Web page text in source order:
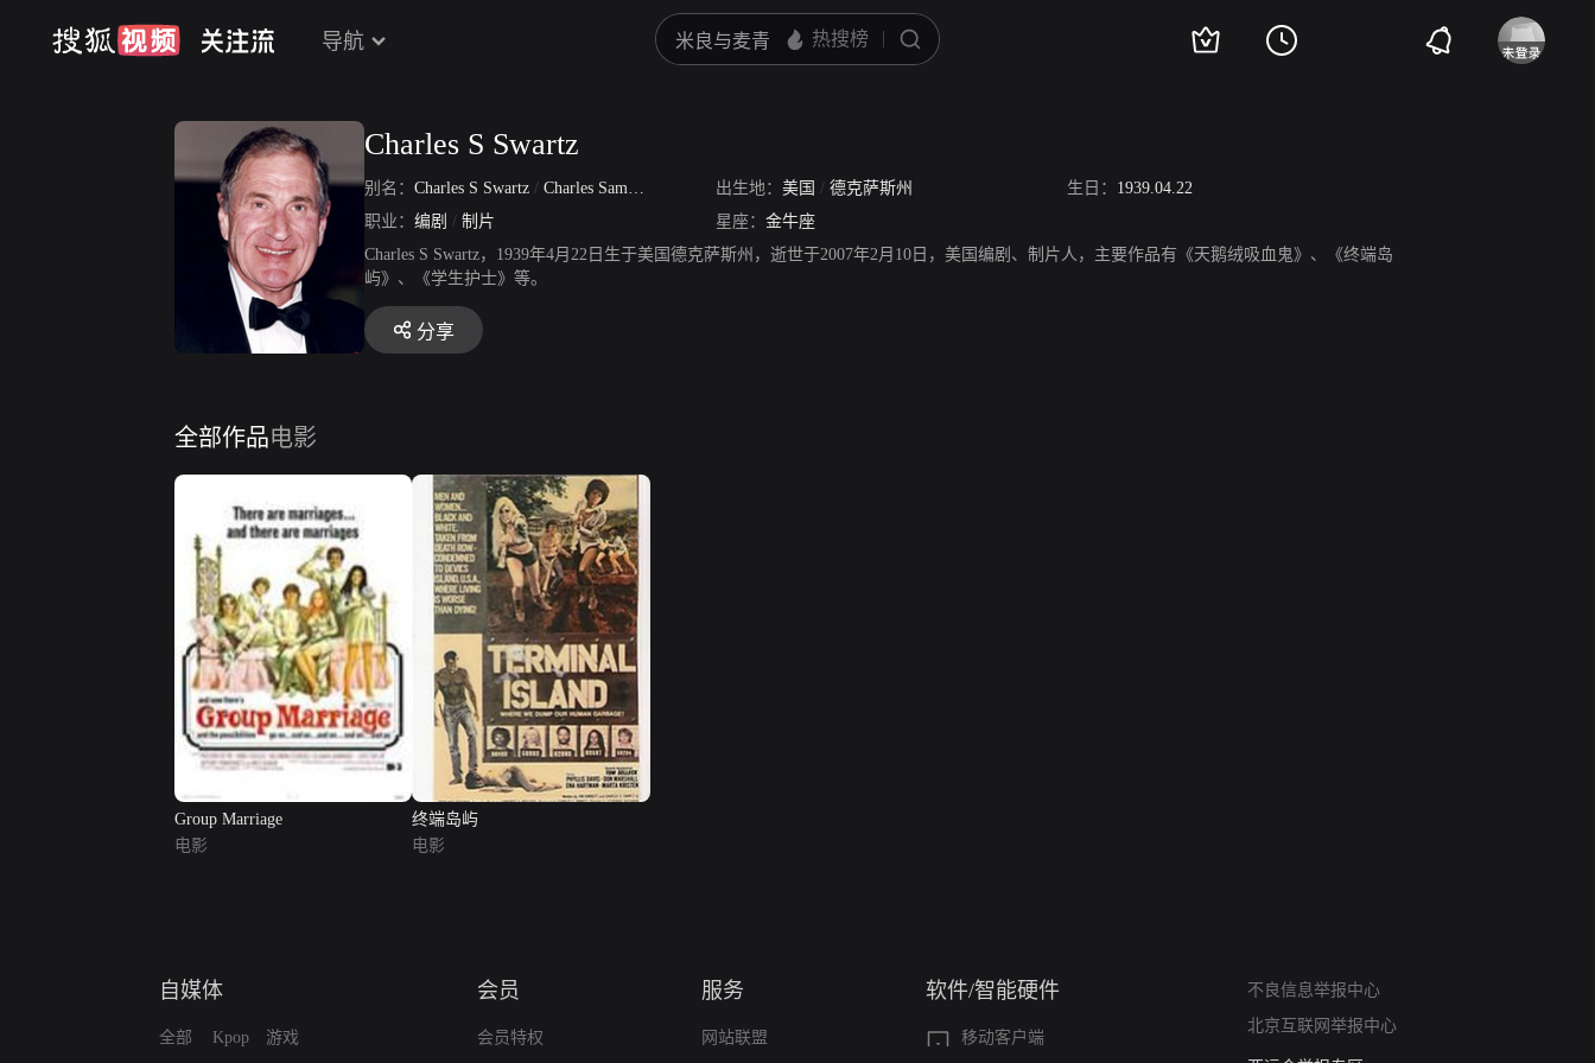
导航
Charles S Swartz
别名： Charles S Swartz / Charles Samuel Swartz 出生地： 美国 / 德克萨斯州 生日： 1939.04.22
职业： 编剧 / 制片 星座： 金牛座
Charles S Swartz，1939年4月22日生于美国德克萨斯州，逝世于2007年2月10日，美国编剧、制片人，主要作品有《天鹅绒吸血鬼》、《终端岛
屿》、《学生护士》等。
分享
全部作品电影
Group Marriage
电影
终端岛屿
电影
自媒体
全部 Kpop 游戏
会员
会员特权
服务
网站联盟
软件/智能硬件
移动客户端
不良信息举报中心
北京互联网举报中心
算法推荐专项举报